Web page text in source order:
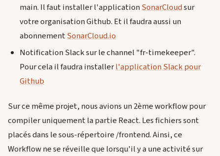
main. Il faut installer l'applicationSonarCloudsur
votre organisation Github. Et il faudra aussi un
abonnementSonarCloud.io
Notification Slack sur le channel "fr-timekeeper".
Pour cela il faudra installerl'application Slack pour
Github
Sur ce même projet, nous avions un 2ème workflow pour
compiler uniquement la partie React. Les fichiers sont
placés dans le sous-répertoire /frontend. Ainsi, ce
Workflow ne se réveille que lorsqu'il y a une activité sur